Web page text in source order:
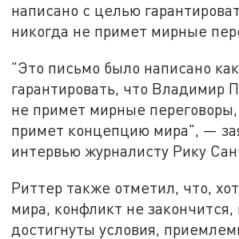
написано с целью
никогда не примет мирные
"Это письмо было написано
гарантировать, что Владимир
не примет мирные
примет концепцию мира", —
интервью журналисту Рику
Риттер также отметил, что,
мира, конфликт не закончится,
достигнуты условия,